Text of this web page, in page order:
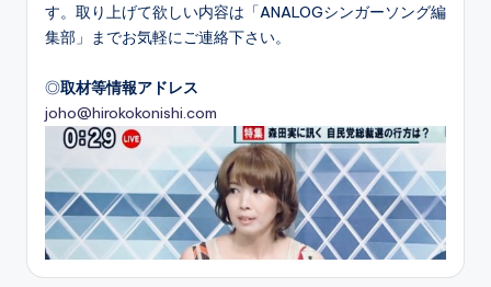
す。取り上げて欲しい内容は「ANALOGシンガーソング編
集部」までお気軽にご連絡下さい。
◎取材等情報アドレス
joho@hirokokonishi.com